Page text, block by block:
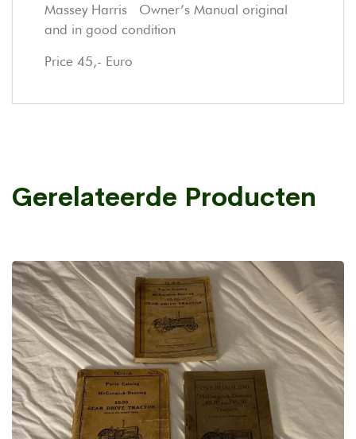
Massey Harris Owner’s Manual original
and in good condition
Price 45,- Euro
Gerelateerde Producten